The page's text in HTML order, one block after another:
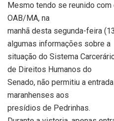
Mesmo tendo se reunido
OAB/MA, na
manhã desta segunda-feira
algumas informações sobre a
situação do Sistema
de Direitos Humanos do
Senado, não permitiu a
maranhenses aos
presídios de Pedrinhas.